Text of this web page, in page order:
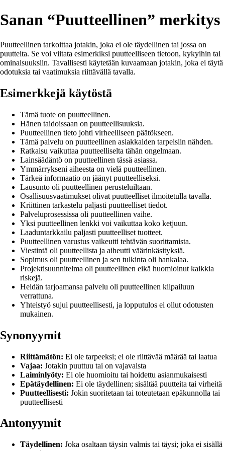
Sanan “Puutteellinen” merkitys
Puutteellinen tarkoittaa jotakin, joka ei ole täydellinen tai jossa on
puutteita. Se voi viitata esimerkiksi puutteelliseen tietoon, kykyihin tai
ominaisuuksiin. Tavallisesti käytetään kuvaamaan jotakin, joka ei täytä
odotuksia tai vaatimuksia riittävällä tavalla.
Esimerkkejä käytöstä
Tämä tuote on puutteellinen.
Hänen taidoissaan on puutteellisuuksia.
Puutteellinen tieto johti virheelliseen päätökseen.
Tämä palvelu on puutteellinen asiakkaiden tarpeisiin nähden.
Ratkaisu vaikuttaa puutteelliselta tähän ongelmaan.
Lainsäädäntö on puutteellinen tässä asiassa.
Ymmärrykseni aiheesta on vielä puutteellinen.
Tärkeä informaatio on jäänyt puutteelliseksi.
Lausunto oli puutteellinen perusteluiltaan.
Osallisuusvaatimukset olivat puutteelliset ilmoitetulla tavalla.
Kriittinen tarkastelu paljasti puutteelliset tiedot.
Palveluprosessissa oli puutteellinen vaihe.
Yksi puutteellinen lenkki voi vaikuttaa koko ketjuun.
Laaduntarkkailu paljasti puutteelliset tuotteet.
Puutteellinen varustus vaikeutti tehtävän suorittamista.
Viestintä oli puutteellista ja aiheutti väärinkäsityksiä.
Sopimus oli puutteellinen ja sen tulkinta oli hankalaa.
Projektisuunnitelma oli puutteellinen eikä huomioinut kaikkia
riskejä.
Heidän tarjoamansa palvelu oli puutteellinen kilpailuun
verrattuna.
Yhteistyö sujui puutteellisesti, ja lopputulos ei ollut odotusten
mukainen.
Synonyymit
Riittämätön: Ei ole tarpeeksi; ei ole riittävää määrää tai laatua
Vajaa: Jotakin puuttuu tai on vajavaista
Laiminlyöty: Ei ole huomioitu tai hoidettu asianmukaisesti
Epätäydellinen: Ei ole täydellinen; sisältää puutteita tai virheitä
Puutteellisesti: Jokin suoritetaan tai toteutetaan epäkunnolla tai
puutteellisesti
Antonyymit
Täydellinen: Joka osaltaan täysin valmis tai täysi; joka ei sisällä